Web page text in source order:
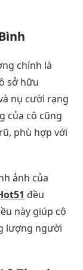
chính là
sở hữu
nụ cười rạng
của cô cũng
phù hợp với
ảnh của
đều
này giúp cô
lượng người